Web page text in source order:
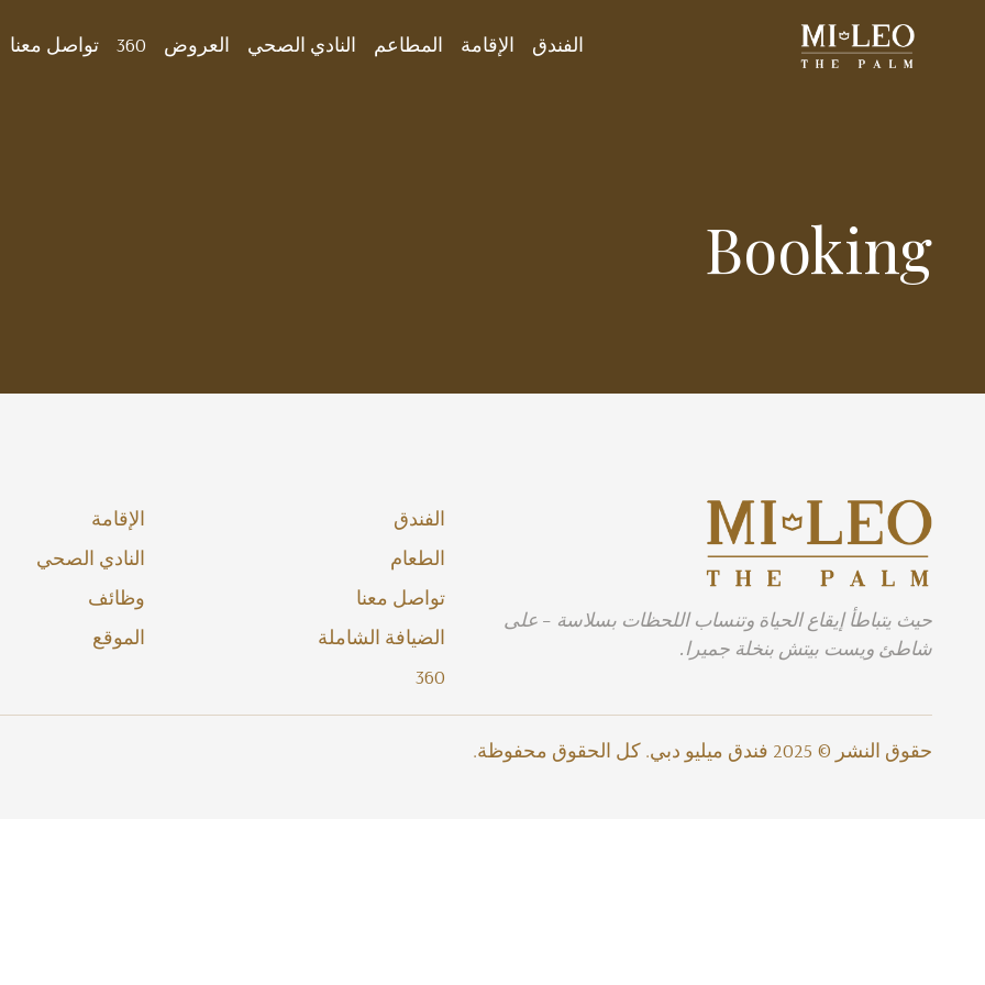
الفندق الإقامة المطاعم النادي الصحي العروض 360 تواصل معنا
Booking
حيث يتباطأ إيقاع الحياة وتنساب اللحظات بسلاسة - على
شاطئ ويست بيتش بنخلة جميرا.
الفندق
الإقامة
الطعام
النادي الصحي
تواصل معنا
وظائف
الضيافة الشاملة
الموقع
360
حقوق النشر © 2025 فندق ميليو دبي. كل الحقوق محفوظة.